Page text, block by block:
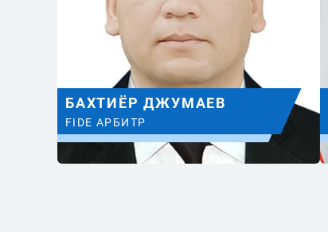
БАХТИЁР ДЖУМАЕВ
FIDE АРБИТР